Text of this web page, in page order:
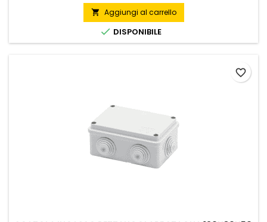
 Aggiungi al carrello
 DISPONIBILE
favorite_border